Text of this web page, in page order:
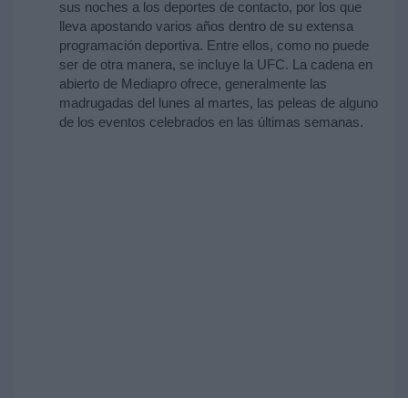
sus noches a los deportes de contacto, por los que
lleva apostando varios años dentro de su extensa
programación deportiva. Entre ellos, como no puede
ser de otra manera, se incluye la UFC. La cadena en
abierto de Mediapro ofrece, generalmente las
madrugadas del lunes al martes, las peleas de alguno
de los eventos celebrados en las últimas semanas.